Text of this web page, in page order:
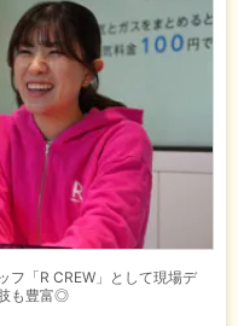
フ「R CREW」として現場デ
も豊富◎